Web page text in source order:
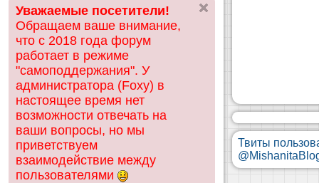
ск
Уважаемые посетители!
Обращаем ваше внимание,
что с 2018 года форум
работает в режиме
"самоподдержания". У
администратора (Foxy) в
настоящее время нет
возможности отвечать на
ваши вопросы, но мы
приветствуем
взаимодействие между
пользователями
Твиты